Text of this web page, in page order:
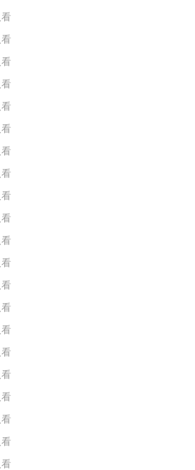
看
看
看
看
看
看
看
看
看
看
看
看
看
看
看
看
看
看
看
看
看